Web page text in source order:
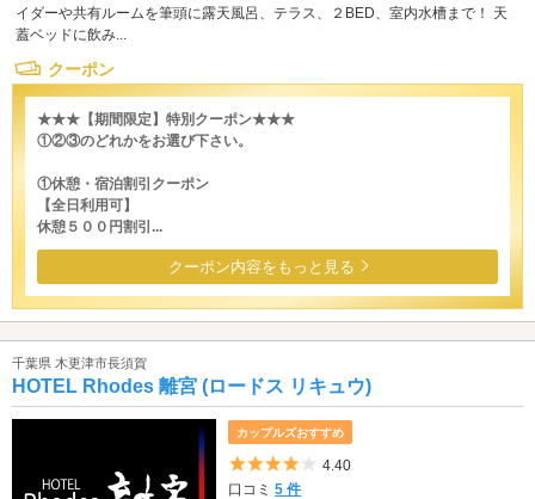
イダーや共有ルームを筆頭に露天風呂、テラス、２BED、室内水槽まで！ 天
蓋ベッドに飲み...
クーポン
★★★【期間限定】特別クーポン★★★
①②③のどれかをお選び下さい。
①休憩・宿泊割引クーポン
【全日利用可】
休憩５００円割引...
クーポン内容をもっと見る
千葉県 木更津市長須賀
HOTEL Rhodes 離宮 (ロードス リキュウ)
カップルズおすすめ
5つ星のうち4
4.40
口コミ5 件